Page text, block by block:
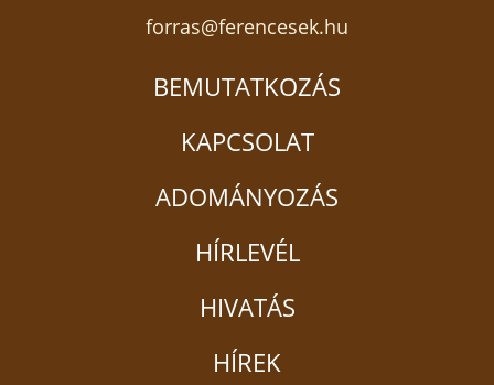
forras@ferencesek.hu
BEMUTATKOZÁS
KAPCSOLAT
ADOMÁNYOZÁS
HÍRLEVÉL
HIVATÁS
HÍREK